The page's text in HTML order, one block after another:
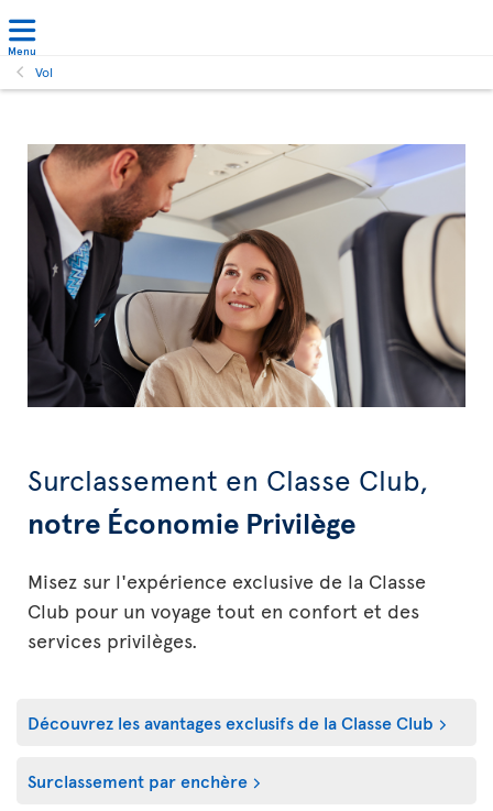
Menu
Vol
Surclassement en Classe Club,
notre Économie Privilège
Misez sur l'expérience exclusive de la Classe
Club pour un voyage tout en confort et des
services privilèges.
Découvrez les avantages exclusifs de la Classe Club
Surclassement par enchère